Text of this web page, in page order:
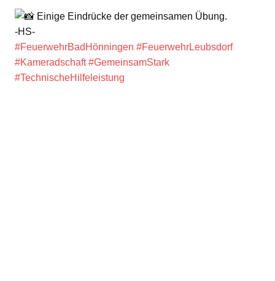
Einige Eindrücke der gemeinsamen Übung.
-HS-
#FeuerwehrBadHönningen #FeuerwehrLeubsdorf
#Kameradschaft #GemeinsamStark
#TechnischeHilfeleistung